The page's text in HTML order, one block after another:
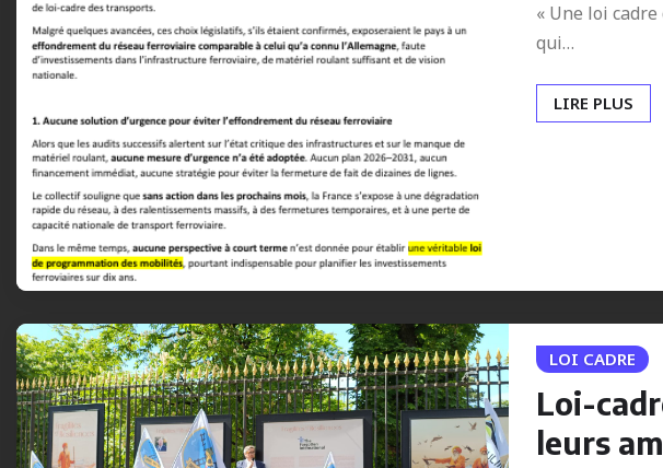
« Une loi
qui…
LIRE PLUS
LOI CADRE
Loi-
leurs